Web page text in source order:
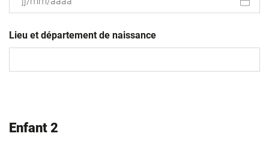
slash
MM
Lieu et département de naissance
Enfant 2